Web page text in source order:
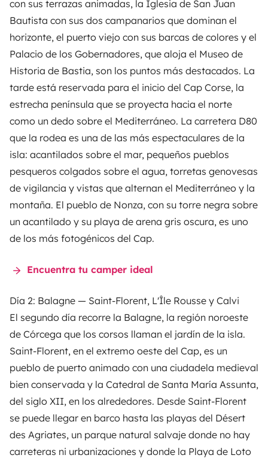
con sus terrazas animadas, la Iglesia de San Juan
Bautista con sus dos campanarios que dominan el
horizonte, el puerto viejo con sus barcas de colores y el
Palacio de los Gobernadores, que aloja el Museo de
Historia de Bastia, son los puntos más destacados. La
tarde está reservada para el inicio del Cap Corse, la
estrecha península que se proyecta hacia el norte
como un dedo sobre el Mediterráneo. La carretera D80
que la rodea es una de las más espectaculares de la
isla: acantilados sobre el mar, pequeños pueblos
pesqueros colgados sobre el agua, torretas genovesas
de vigilancia y vistas que alternan el Mediterráneo y la
montaña. El pueblo de Nonza, con su torre negra sobre
un acantilado y su playa de arena gris oscura, es uno
de los más fotogénicos del Cap.
Encuentra tu camper ideal
Día 2: Balagne — Saint-Florent, L'Île Rousse y Calvi
El segundo día recorre la Balagne, la región noroeste
de Córcega que los corsos llaman el jardín de la isla.
Saint-Florent, en el extremo oeste del Cap, es un
pueblo de puerto animado con una ciudadela medieval
bien conservada y la Catedral de Santa María Assunta,
del siglo XII, en los alrededores. Desde Saint-Florent
se puede llegar en barco hasta las playas del Désert
des Agriates, un parque natural salvaje donde no hay
carreteras ni urbanizaciones y donde la Playa de Loto